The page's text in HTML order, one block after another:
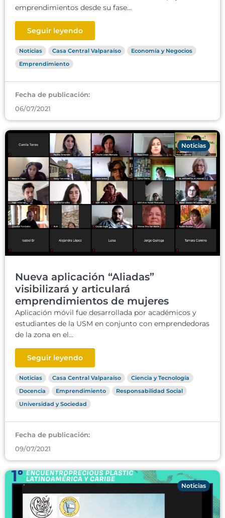
emprendimientos desde su fase...
Seguir leyendo
Noticias Casa Central Valparaíso
Economía y Negocios
Emprendimiento
Fecha de publicación:
06/07/2021
Noticias
Nueva aplicación “Aliadas”
visibilizará y articulará
emprendimientos de mujeres
Aplicación móvil fue desarrollada por académicos y
estudiantes de la USM en conjunto con emprendedoras
de la zona en el...
Seguir leyendo
Noticias Casa Central Valparaíso
Ciencia y Tecnología
Docencia
Emprendimiento
Responsabilidad Social
Universidad y Sociedad
Fecha de publicación:
09/07/2021
Noticias